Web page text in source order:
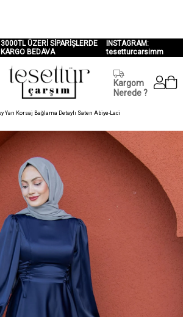
3000TL ÜZERİ SİPARİŞLERDE
KARGO BEDAVA
INSTAGRAM:
tesetturcarsimm
Kargom
Nerede ?
Yan Korsaj Bağlama Detaylı Saten Abiye-Laci